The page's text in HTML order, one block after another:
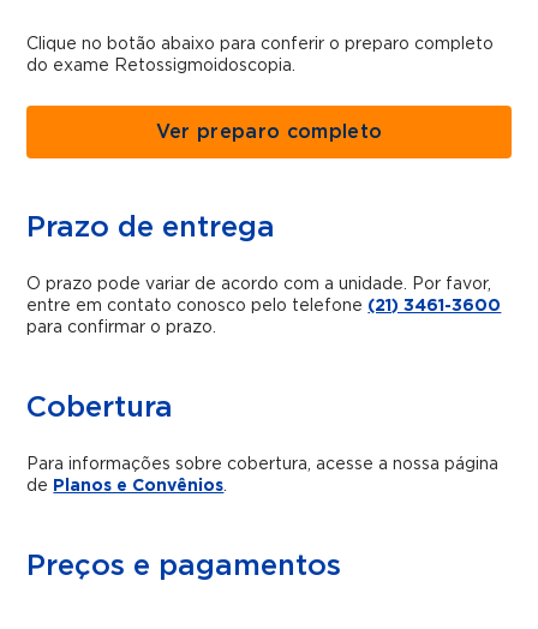
Clique no botão abaixo para conferir o preparo completo
do exame Retossigmoidoscopia.
Ver preparo completo
Prazo de entrega
O prazo pode variar de acordo com a unidade. Por favor,
entre em contato conosco pelo telefone (21) 3461-3600
para confirmar o prazo.
Cobertura
Para informações sobre cobertura, acesse a nossa página
de Planos e Convênios.
Preços e pagamentos